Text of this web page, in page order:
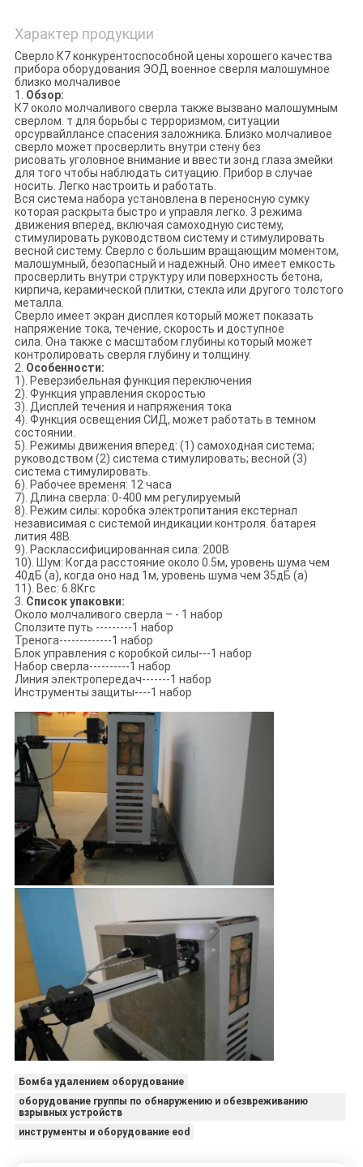
Характер продукции
Сверло К7 конкурентоспособной цены хорошего качества
прибора оборудования ЭОД военное сверля малошумное
близко молчаливое
1. Обзор:
К7 около молчаливого сверла также вызвано малошумным
сверлом. т для борьбы с терроризмом, ситуации
орсурвайллансе спасения заложника. Близко молчаливое
сверло может просверлить внутри стену без
рисовать уголовное внимание и ввести зонд глаза змейки
для того чтобы наблюдать ситуацию. Прибор в случае
носить. Легко настроить и работать.
Вся система набора установлена в переносную сумку
которая раскрыта быстро и управля легко. 3 режима
движения вперед, включая самоходную систему,
стимулировать руководством систему и стимулировать
весной систему. Сверло с большим вращающим моментом,
малошумный, безопасный и надежный. Оно имеет емкость
просверлить внутри структуру или поверхность бетона,
кирпича, керамической плитки, стекла или другого толстого
металла.
Сверло имеет экран дисплея который может показать
напряжение тока, течение, скорость и доступное
сила. Она также с масштабом глубины который может
контролировать сверля глубину и толщину.
2. Особенности:
1). Реверзибельная функция переключения
2). Функция управления скоростью
3). Дисплей течения и напряжения тока
4). Функция освещения СИД, может работать в темном
состоянии.
5). Режимы движения вперед: (1) самоходная система;
руководством (2) система стимулировать; весной (3)
система стимулировать.
6). Рабочее временя: 12 часа
7). Длина сверла: 0-400 мм регулируемый
8). Режим силы: коробка электропитания екстернал
независимая с системой индикации контроля. батарея
лития 48В.
9). Расклассифицированная сила: 200В
10). Шум: Когда расстояние около 0.5м, уровень шума чем
40дБ (а), когда оно над 1м, уровень шума чем 35дБ (а)
11). Вес: 6.8Кгс
3. Список упаковки:
Около молчаливого сверла – - 1 набор
Сползите путь ---------1 набор
Тренога-------------1 набор
Блок управления с коробкой силы---1 набор
Набор сверла----------1 набор
Линия электропередач-------1 набор
Инструменты защиты----1 набор
Бомба удалением оборудование
оборудование группы по обнаружению и обезвреживанию
взрывных устройств
инструменты и оборудование eod